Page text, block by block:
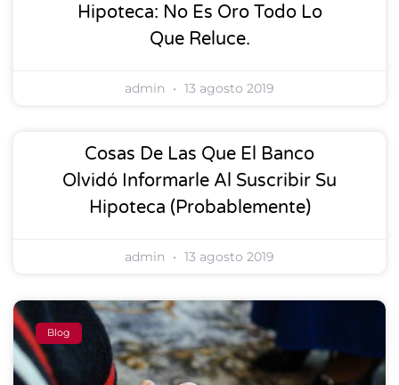
Hipoteca: No Es Oro Todo Lo
Que Reluce.
admin 13 agosto 2019
Cosas De Las Que El Banco
Olvidó Informarle Al Suscribir Su
Hipoteca (probablemente)
admin 13 agosto 2019
Blog